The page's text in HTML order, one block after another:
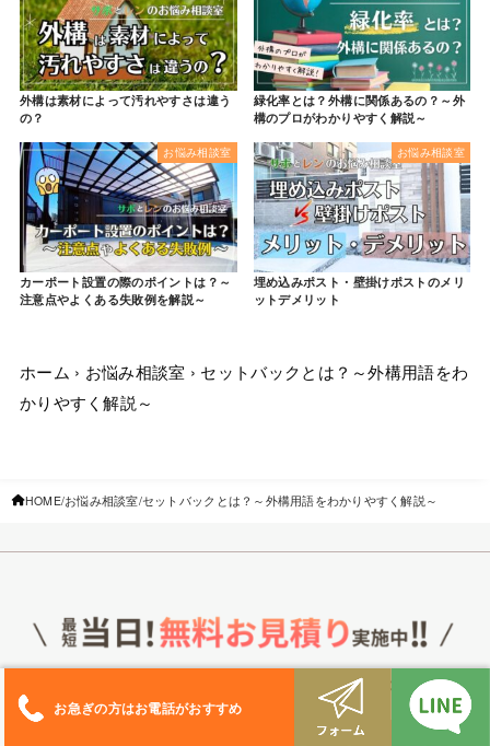
外構は素材によって汚れやすさは違う
の？
緑化率とは？外構に関係あるの？～外
構のプロがわかりやすく解説～
お悩み相談室
カーポート設置の際のポイントは？～
注意点やよくある失敗例を解説～
お悩み相談室
埋め込みポスト・壁掛けポストのメリ
ットデメリット
ホーム › お悩み相談室 › セットバックとは？～外構用語をわ
かりやすく解説～
HOME お悩み相談室 セットバックとは？～外構用語をわかりやすく解説～
まずはお電話・メール・LINEからお気軽にお問い合わせください。
お急ぎの方はお電話がおすすめ